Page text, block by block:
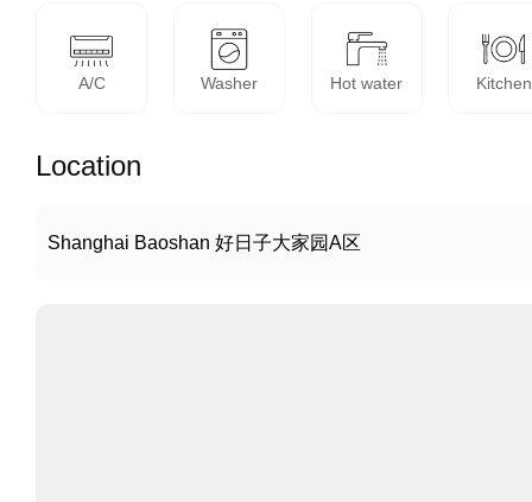
A/C Washer Hot water Kitchen
Location
Shanghai Baoshan 好日子大家园A区